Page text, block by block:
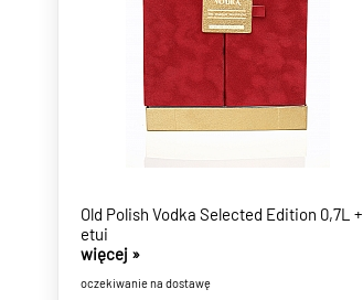
Old Polish Vodka Selected Edition 0,7L +
etui
więcej »
oczekiwanie na dostawę